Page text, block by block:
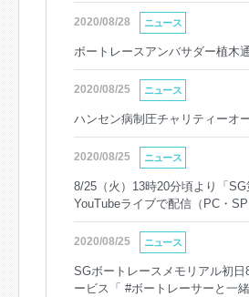
2020/08/28 ニュース
ボートレースアンバサダー植木
2020/08/25 ニュース
ハンセン病制圧チャリティーオ
2020/08/25 ニュース
8/25（火）13時20分頃より「
YouTubeライブで配信（PC・SP
2020/08/25 ニュース
SGボートレースメモリアル初
ービス「 #ボートレーサーと一